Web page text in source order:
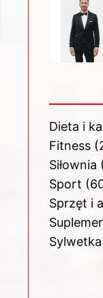
Dieta i
Fitness
Siłownia
Sport
Sprzęt i